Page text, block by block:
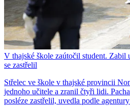
V thajské škole zaútočil student.
se zastřelil
Střelec ve škole v thajské provincii
jednoho učitele a zranil čtyři lidi.
posléze zastřelil, uvedla podle